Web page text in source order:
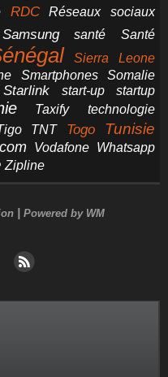
RDC Réseaux sociaux
Samsung santé Santé
Sierra Leone
Smartphones
Somalie
Starlink start-up startup
Taxify
technologie
TNT Togo Tunisie
Vodafone Whatsapp
Zipline
| Powered by WM